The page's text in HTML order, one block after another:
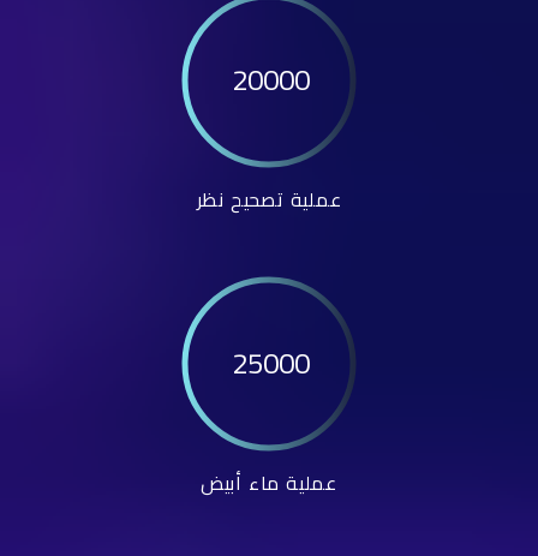
20000
عملية تصحيح نظر
25000
عملية ماء أبيض